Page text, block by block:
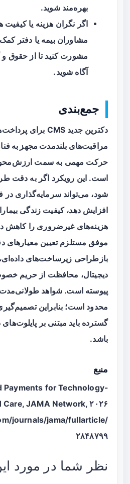
بهره‌مند شوید.
اگر نگران هزینه یا کیفیت
مشاوران بیمه یا دفتر
مشورت کنید تا از حقوق و
آگاه شوید.
جمع‌بندی
دکترین جدید CMS برای
مراقبت‌های بلندمدت مجهز به
حرکت مهمی به سمت
است. این رویکرد اگر به دقت
شود، می‌تواند سرمایه‌گذاری در
افزایش دهد، کیفیت زندگی
هزینه‌های غیرضروری را کاهش
موفق مستلزم تعیین معیارهای
بازطراحی زیرساخت‌های
دیجیتال، محافظت از حریم
پیوسته است. شواهد
محدود است؛ بنابراین
گسترده باید مبتنی بر
باشد.
منبع
Payments for Technology-
journals/jama/fullarticle/
۲۸۴۸۷۹۹
نظر شما در مورد